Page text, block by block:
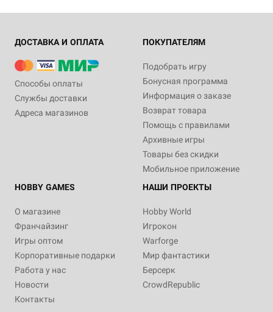
ДОСТАВКА И ОПЛАТА
Способы оплаты
Службы доставки
Адреса магазинов
ПОКУПАТЕЛЯМ
Подобрать игру
Бонусная программа
Информация о заказе
Возврат товара
Помощь с правилами
Архивные игры
Товары без скидки
Мобильное приложение
HOBBY GAMES
О магазине
Франчайзинг
Игры оптом
Корпоративные подарки
Работа у нас
Новости
Контакты
НАШИ ПРОЕКТЫ
Hobby World
Игрокон
Warforge
Мир фантастики
Берсерк
CrowdRepublic